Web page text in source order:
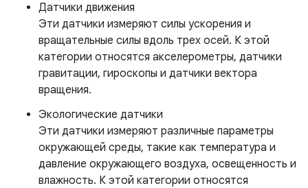
Датчики движения
Эти датчики измеряют силы ускорения и
вращательные силы вдоль трех осей. К этой
категории относятся акселерометры, датчики
гравитации, гироскопы и датчики вектора
вращения.
Экологические датчики
Эти датчики измеряют различные параметры
окружающей среды, такие как температура и
давление окружающего воздуха, освещенность и
влажность. К этой категории относятся